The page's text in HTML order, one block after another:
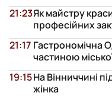
Як майстру
професійних
21:23
Гастрономічна
частиною
21:17
На Вінниччині
жінка
19:15